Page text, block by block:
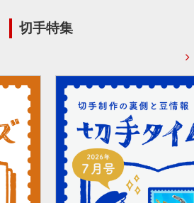
切手特集